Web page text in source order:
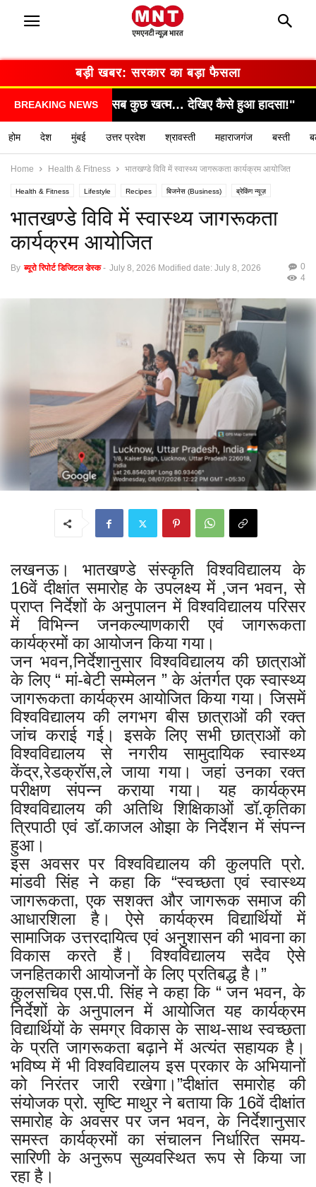
बड़ी खबर: सरकार का बड़ा फैसला
BREAKING NEWS
हुआ हादसा!" "सामने आया चौंकाने वाला सच, सभी रह
होम देश मुंबई उत्तर प्रदेश श्रावस्ती महाराजगंज बस्ती
Home Health & Fitness भातखण्डे विवि में स्वास्थ्य जागरूकता कार्यक्रम आयोजित
Health & Fitness Lifestyle Recipes बिजनेस (Business) ब्रेकिंग न्यूज़
मनोरंजन (Entertainment) राशिफल / ज्योतिष
भातखण्डे विवि में स्वास्थ्य जागरूकता
कार्यक्रम आयोजित
By ब्यूरो रिपोर्ट डिजिटल डेस्क - July 8, 2026 Modified date: July 8, 2026
0
4
लखनऊ। भातखण्डे संस्कृति विश्वविद्यालय के
16वें दीक्षांत समारोह के उपलक्ष्य में ,जन भवन, से
प्राप्त निर्देशों के अनुपालन में विश्वविद्यालय परिसर
में विभिन्न जनकल्याणकारी एवं जागरूकता
कार्यक्रमों का आयोजन किया गया।
जन भवन,निर्देशानुसार विश्वविद्यालय की छात्राओं
के लिए “ मां-बेटी सम्मेलन ” के अंतर्गत एक स्वास्थ्य
जागरूकता कार्यक्रम आयोजित किया गया। जिसमें
विश्वविद्यालय की लगभग बीस छात्राओं की रक्त
जांच कराई गई। इसके लिए सभी छात्राओं को
विश्वविद्यालय से नगरीय सामुदायिक स्वास्थ्य
केंद्र,रेडक्रॉस,ले जाया गया। जहां उनका रक्त
परीक्षण संपन्न कराया गया। यह कार्यक्रम
विश्वविद्यालय की अतिथि शिक्षिकाओं डॉ.कृतिका
त्रिपाठी एवं डॉ.काजल ओझा के निर्देशन में संपन्न
हुआ।
इस अवसर पर विश्वविद्यालय की कुलपति प्रो.
मांडवी सिंह ने कहा कि “स्वच्छता एवं स्वास्थ्य
जागरूकता, एक सशक्त और जागरूक समाज की
आधारशिला है। ऐसे कार्यक्रम विद्यार्थियों में
सामाजिक उत्तरदायित्व एवं अनुशासन की भावना का
विकास करते हैं। विश्वविद्यालय सदैव ऐसे
जनहितकारी आयोजनों के लिए प्रतिबद्ध है।”
कुलसचिव एस.पी. सिंह ने कहा कि “ जन भवन, के
निर्देशों के अनुपालन में आयोजित यह कार्यक्रम
विद्यार्थियों के समग्र विकास के साथ-साथ स्वच्छता
के प्रति जागरूकता बढ़ाने में अत्यंत सहायक है।
भविष्य में भी विश्वविद्यालय इस प्रकार के अभियानों
को निरंतर जारी रखेगा।”दीक्षांत समारोह की
संयोजक प्रो. सृष्टि माथुर ने बताया कि 16वें दीक्षांत
समारोह के अवसर पर जन भवन, के निर्देशानुसार
समस्त कार्यक्रमों का संचालन निर्धारित समय-
सारिणी के अनुरूप सुव्यवस्थित रूप से किया जा
रहा है।